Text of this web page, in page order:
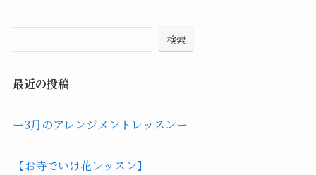
検索
最近の投稿
ー3月のアレンジメントレッスンー
【お寺でいけ花レッスン】